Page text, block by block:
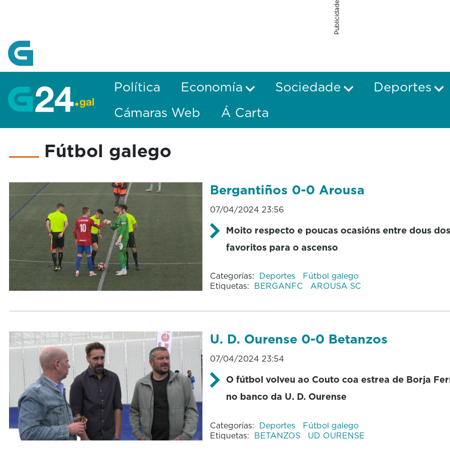
Publicidade
Política Economía Sociedade Deportes
Cámaras Web
Á Carta
Fútbol galego
Bergantiños 0-0 Arousa
07/04/2024 23:56
Moito respecto e poucas ocasións entre dous dos
favoritos para o ascenso
Categorías: Deportes
Fútbol galego
Etiquetas: BERGANFC AROUSA SC
U. D. Ourense 0-0 Betanzos
07/04/2024 23:54
O fútbol volveu ao Couto coa estrea de Borja
no banco da U. D. Ourense
Categorías: Deportes
Fútbol galego
Etiquetas: BETANZOS UD OURENSE